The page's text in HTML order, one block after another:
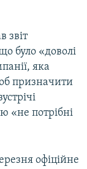
звіт
було «доволі
яка
призначити
«не потрібні
офіційне